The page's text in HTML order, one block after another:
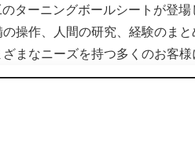
のターニングボールシートが登
操作、人間の研究、経験のま
まなニーズを持つ多くのお客